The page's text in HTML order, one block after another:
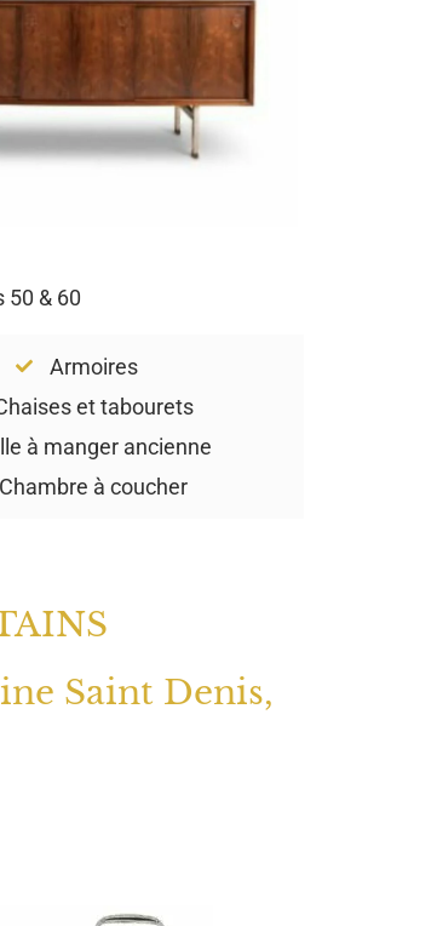
50 & 60
Armoires
et tabourets
à manger ancienne
Chambre à coucher
Saint Denis,